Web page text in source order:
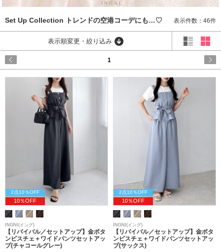
Set Up Collection トレンドの空港コーデにも…♡ 表示件数：46件
表示順変更・絞り込み
1
2点10％OFF
10％OFF
INGNI(イング)
【リバイバル／セットアップ】金ボタ
ンビスチェ＋ワイドパンツセットアッ
プ(チャコールグレー)
2点10％OFF
10％OFF
INGNI(イング)
【リバイバル／セットアップ】金ボタ
ンビスチェ＋ワイドパンツセットアッ
プ(サックス)